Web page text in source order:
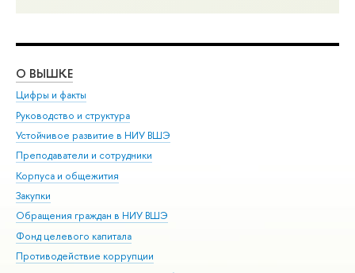
О ВЫШКЕ
Цифры и факты
Руководство и структура
Устойчивое развитие в НИУ ВШЭ
Преподаватели и сотрудники
Корпуса и общежития
Закупки
Обращения граждан в НИУ ВШЭ
Фонд целевого капитала
Противодействие коррупции